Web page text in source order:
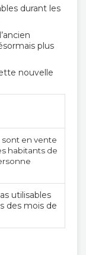
durant les
plus
nouvelle
sont en vente
habitants de
utilisables
des mois de